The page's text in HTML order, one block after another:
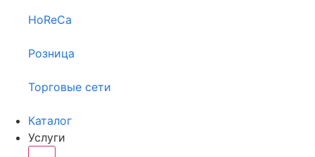
HoReCa
Розница
Торговые сети
Каталог
Услуги